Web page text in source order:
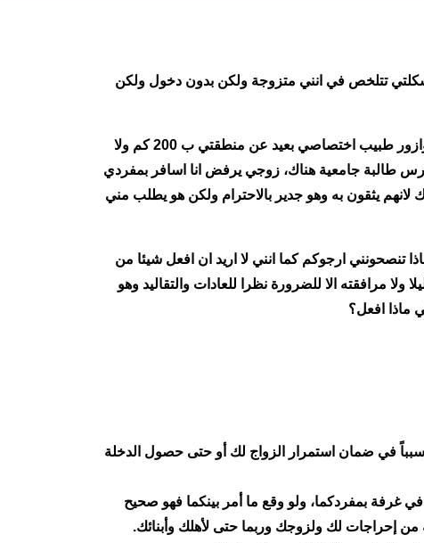
تتلخص في انني متزوجة ولكن بدون دخول ولكن
تم تأخير الزواج نظرا لظروف مادية ولكن الحمد لله سيتم الزفاف بعد 4 اشهر انشاء الله،وعلما انني مريضةبالقولون وازور طبيب اختصاصي بعيد عن منطقتي ب 200 كم ولا
طالبة جامعية هناك، زوجي يرفض انا اسافر بمفردي
يثقون به وهو جدير بالاحترام ولكن هو يطلب مني
تنصحونني ارجوكم كما انني لا اريد ان افعل شيئا من
مرافقته الا للضرورة نظرا للعادات والتقاليد وهو
ماذا افعل؟
في ضمان استمرار الزواج لك أو حتى حصول الدخلة
غرفة بمفردكما، ولو وقع ما أمر بينكما فهو صحيح
إحراجات لك ولزوجك وربما حتى لأهلك وأبنائك.